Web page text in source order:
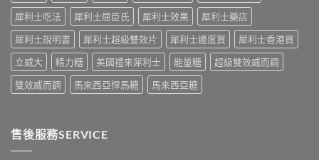
生
率〉
中
持
續
完
整
指
南：
30
分
效、
最
犀利士吃法
犀利士屈臣氏 犀利士效果
犀利士藥店
犀利士說明書
犀利士超級雙效片 犀利士邊度買
犀利士香港買
立威大
精力糖 美國禮來犀利士 能量糖
超級雙效威而鋼
雙效威而鋼
馬來西亞悍馬糖 馬來西亞糖
售後服務SERVICE